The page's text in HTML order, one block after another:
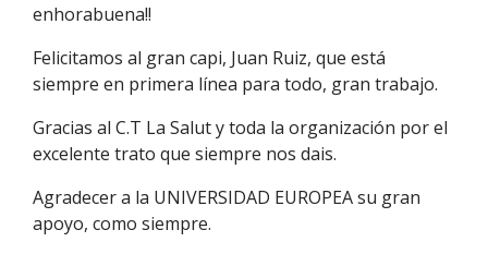
enhorabuena!!
Felicitamos al gran capi, Juan Ruiz, que está
siempre en primera línea para todo, gran trabajo.
Gracias al C.T La Salut y toda la organización por el
excelente trato que siempre nos dais.
Agradecer a la UNIVERSIDAD EUROPEA su gran
apoyo, como siempre.